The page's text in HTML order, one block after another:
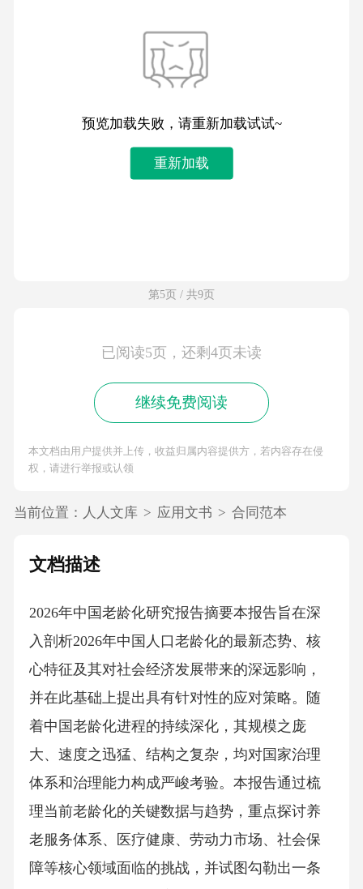
预览加载失败，请重新加载试试~
重新加载
第5页 / 共9页
已阅读5页，还剩4页未读
继续免费阅读
本文档由用户提供并上传，收益归属内容提供方，若内容存在侵
权，请进行举报或认领
当前位置： 人人文库 > 应用文书 > 合同范本
文档描述
2026年中国老龄化研究报告摘要本报告旨在深
入剖析2026年中国人口老龄化的最新态势、核
心特征及其对社会经济发展带来的深远影响，
并在此基础上提出具有针对性的应对策略。随
着中国老龄化进程的持续深化，其规模之庞
大、速度之迅猛、结构之复杂，均对国家治理
体系和治理能力构成严峻考验。本报告通过梳
理当前老龄化的关键数据与趋势，重点探讨养
老服务体系、医疗健康、劳动力市场、社会保
障等核心领域面临的挑战，并试图勾勒出一条